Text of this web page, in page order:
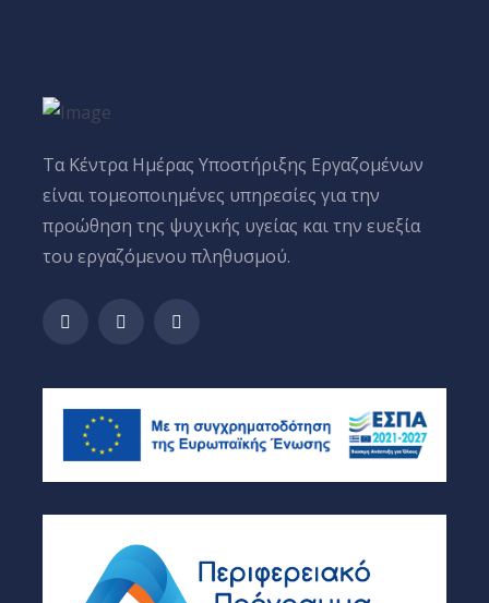
Tα Κέντρα Ημέρας Υποστήριξης Εργαζομένων
είναι τομεοποιημένες υπηρεσίες για την
προώθηση της ψυχικής υγείας και την ευεξία
του εργαζόμενου πληθυσμού.